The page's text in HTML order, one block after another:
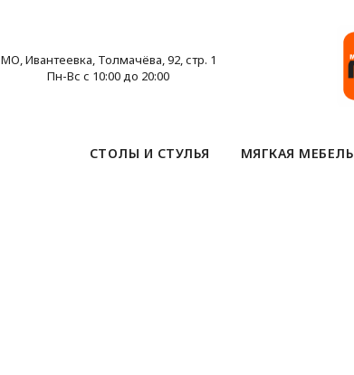
МО, Ивантеевка, Толмачёва, 92, стр. 1
Пн-Вс с 10:00 до 20:00
СТОЛЫ И СТУЛЬЯ МЯГКАЯ МЕБЕЛЬ